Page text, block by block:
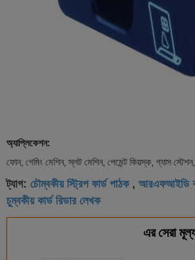
অ্যাপ্লিকেশন:
ফোন, গেমিং মেশিন, স্লট মেশিন, পেমেন্ট কিয়স্ক, গ্যাস স্টেশন,
ট্যাগ: চৌম্বকীয় স্ট্রিপ কার্ড পাঠক, আরএফআইডি
চুম্বকীয় কার্ড রিডার লেখক
এর সেরা